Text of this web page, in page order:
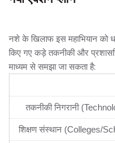
नशे के खिलाफ इस महाभियान को
किए गए कड़े तकनीकी और
माध्यम से समझा जा सकता है:
तकनीकी निगरानी
शिक्षण संस्थान (Colleges/